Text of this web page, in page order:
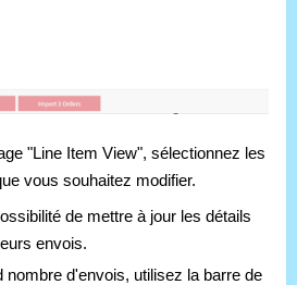
"Line Item View", sélectionnez les
vous souhaitez modifier.
de mettre à jour les détails
envois.
nombre d'envois, utilisez la barre de